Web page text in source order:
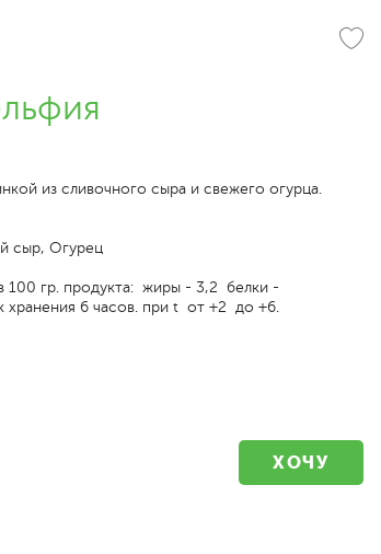
из сливочного сыра и свежего огурца.
сыр, Огурец
100 гр. продукта: жиры - 3,2 белки -
6 часов. при t от +2 до +6.
ХОЧУ